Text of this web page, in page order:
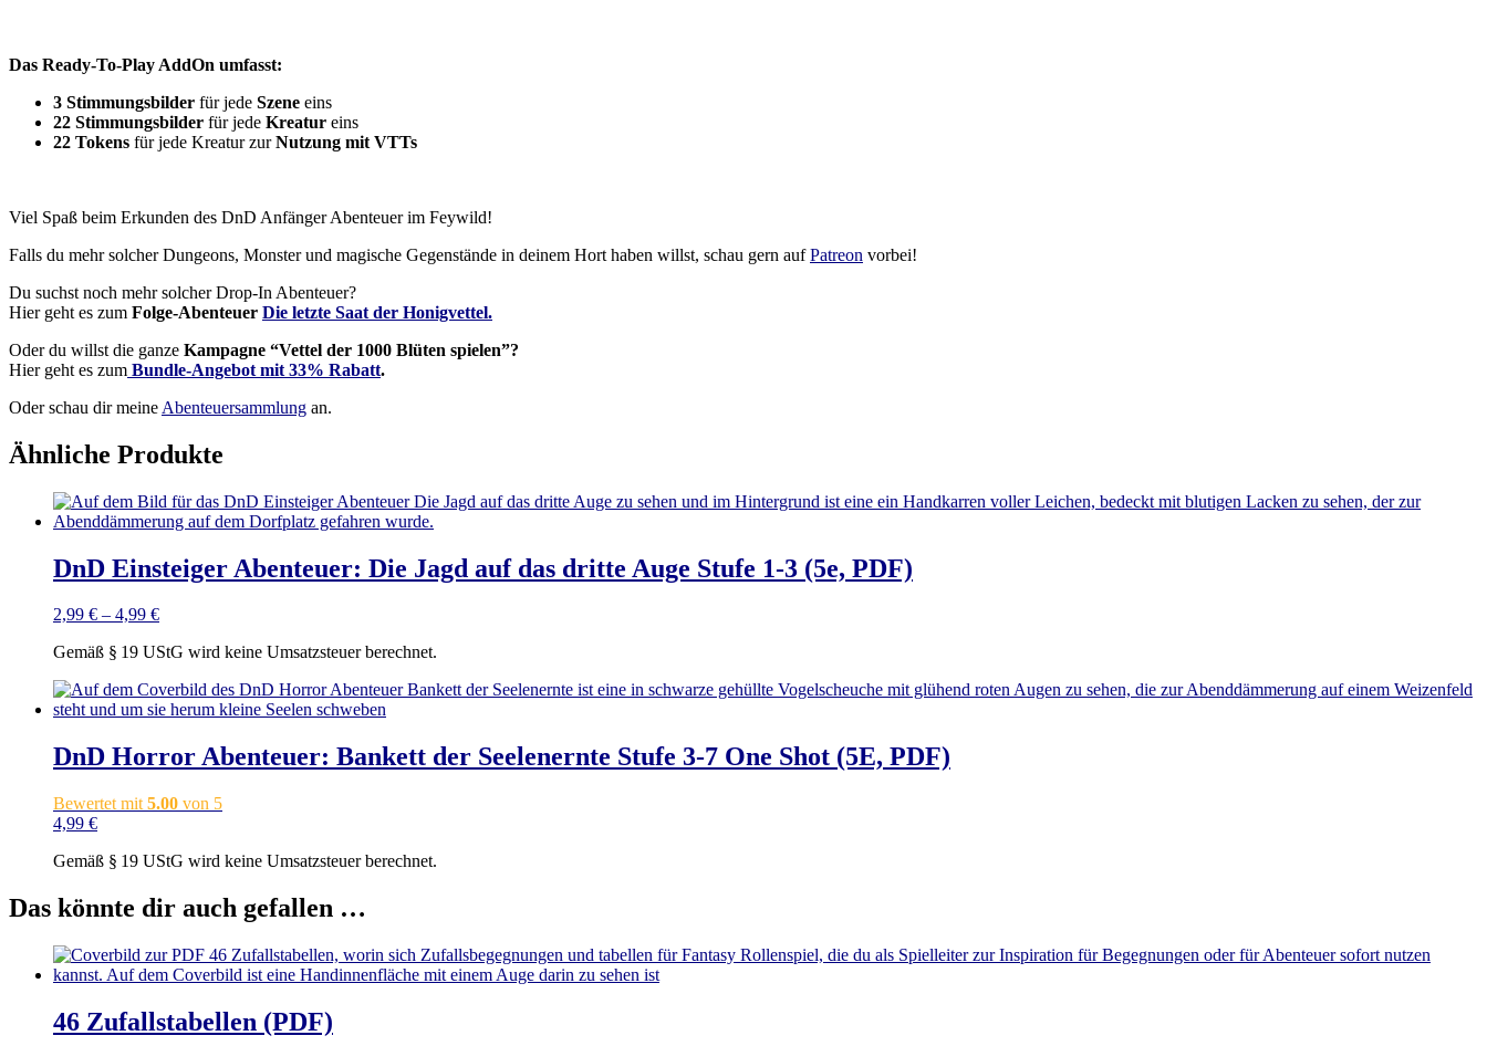
Das Ready-To-Play AddOn umfasst:
3 Stimmungsbilder für jede Szene eins
22 Stimmungsbilder für jede Kreatur eins
22 Tokens für jede Kreatur zurNutzung mit VTTs
Viel Spaß beim Erkunden des DnD Anfänger Abenteuer im Feywild!
Falls du mehr solcher Dungeons, Monster und magische Gegenstände in deinem Hort haben willst, schau gern aufPatreon vorbei!
Du suchst noch mehr solcher Drop-In Abenteuer?
Hier geht es zum Folge-Abenteuer Die letzte Saat der Honigvettel.
Oder du willst die ganze Kampagne “Vettel der 1000 Blüten spielen”?
Hier geht es zum Bundle-Angebot mit 33% Rabatt.
Oder schau dir meine Abenteuersammlung an.
Ähnliche Produkte
DnD Einsteiger Abenteuer: Die Jagd auf das dritte Auge Stufe 1-3 (5e, PDF)
2,99 € – 4,99 €
Gemäß § 19 UStG wird keine Umsatzsteuer berechnet.
DnD Horror Abenteuer: Bankett der Seelenernte Stufe 3-7 One Shot (5E, PDF)
Bewertet mit 5.00 von 5
4,99 €
Gemäß § 19 UStG wird keine Umsatzsteuer berechnet.
Das könnte dir auch gefallen …
46 Zufallstabellen (PDF)